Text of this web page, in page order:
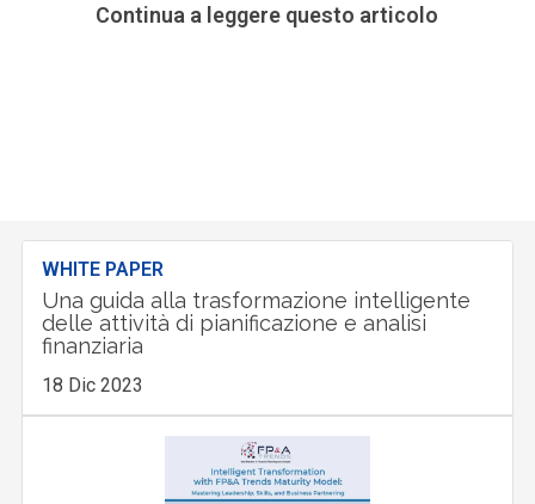
Continua a leggere questo articolo
WHITE PAPER
Una guida alla trasformazione intelligente
delle attività di pianificazione e analisi
finanziaria
18 Dic 2023